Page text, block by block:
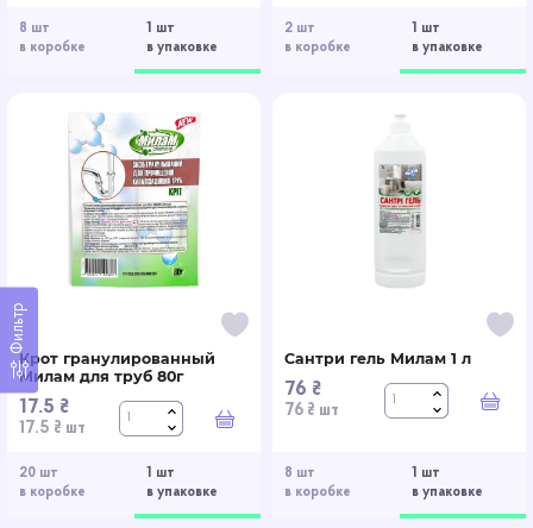
Фильтр
8 шт
в коробке
1 шт
в упаковке
2 шт
в коробке
1 шт
в упаковке
20 шт
в коробке
1 шт
в упаковке
Крот гранулированный
Милам для труб 80г
17.5 ₴
17.5 ₴ шт В корзину
8 шт
в коробке
1 шт
в упаковке
Сантри гель Милам 1 л
76 ₴
76 ₴ шт В